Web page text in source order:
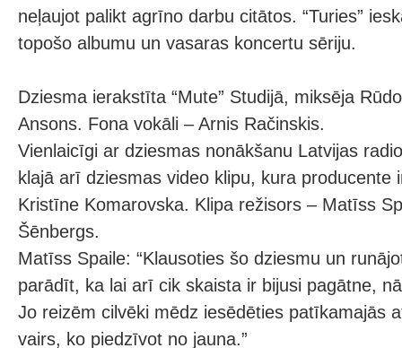
neļaujot palikt agrīno darbu citātos. “Turies”
topošo albumu un vasaras koncertu sēriju.
Dziesma ierakstīta “Mute” Studijā, miksēja
Ansons. Fona vokāli – Arnis Račinskis.
Vienlaicīgi ar dziesmas nonākšanu Latvijas
klajā arī dziesmas video klipu, kura producente
Kristīne Komarovska. Klipa režisors – Matīss
Šēnbergs.
Matīss Spaile: “Klausoties šo dziesmu un
parādīt, ka lai arī cik skaista ir bijusi pagātne,
Jo reizēm cilvēki mēdz iesēdēties patīkamajās
vairs, ko piedzīvot no jauna.”